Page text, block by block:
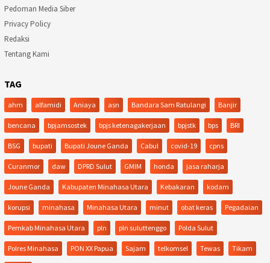
Pedoman Media Siber
Privacy Policy
Redaksi
Tentang Kami
TAG
ahm alfamidi Aniaya asn Bandara Sam Ratulangi Banjir
bencana bpjamsostek bpjs ketenagakerjaan bpjstk bps BRI
BSG bupati Bupati Joune Ganda Cabul covid-19 cpns
Curanmor daw DPRD Sulut GMIM honda jasa raharja
Joune Ganda Kabupaten Minahasa Utara Kebakaran kodam
korupsi minahasa Minahasa Utara minut obat keras Pegadaian
Pemkab Minahasa Utara pln pln suluttenggo Polda Sulut
Polres Minahasa PON XX Papua Sajam telkomsel Tewas Tikam